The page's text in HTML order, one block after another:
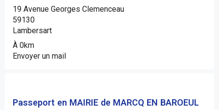
19 Avenue Georges Clemenceau
59130
Lambersart
À 0km
Envoyer un mail
Passeport en MAIRIE de MARCQ EN BAROEUL